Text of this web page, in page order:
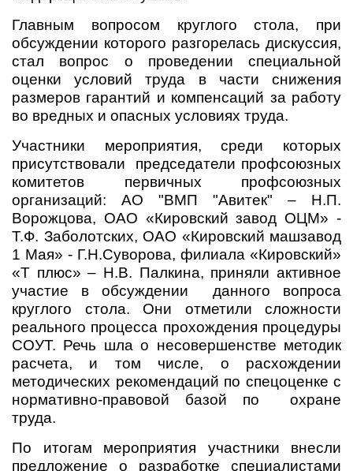
Главным вопросом круглого стола, при
обсуждении которого разгорелась дискуссия,
стал вопрос о проведении специальной
оценки условий труда в части снижения
размеров гарантий и компенсаций за работу
во вредных и опасных условиях труда.
Участники мероприятия, среди которых
присутствовали председатели профсоюзных
комитетов первичных профсоюзных
организаций: АО "ВМП "Авитек" – Н.П.
Ворожцова, ОАО «Кировский завод ОЦМ» -
Т.Ф. Заболотских, ОАО «Кировский машзавод
1 Мая» - Г.Н.Суворова, филиала «Кировский»
«Т плюс» – Н.В. Палкина, приняли активное
участие в обсуждении данного вопроса
круглого стола. Они отметили сложности
реального процесса прохождения процедуры
СОУТ. Речь шла о несовершенстве методик
расчета, и том числе, о расхождении
методических рекомендаций по спецоценке с
нормативно-правовой базой по охране
труда.
По итогам мероприятия участники внесли
предложение о разработке специалистами